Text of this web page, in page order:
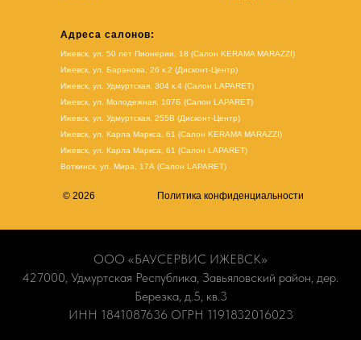
Адреса салонов:
Ижевск, ул. 50 лет Пионерии, 18 (Салон KERAMA MARAZZI)
Ижевск, ул. Баранова, 26 к.2 (Дисконт-Центр)
Ижевск, ул. Удмуртская, 304 к.4 (Салон LAPARET)
Ижевск, ул. Молодежная, 107Б (Салон LAPARET)
Ижевск, ул. Удмуртская, 255В (Дисконт-Центр)
Ижевск, ул. Карла Маркса, 61 (Салон KERAMA MARAZZI)
Ижевск, ул. Карла Маркса, 61 (Салон LAPARET)
Воткинск, ул. Мира, 17А (Салон LAPARET)
© 2026 Политика конфиденциальности
ООО «БАУСЕРВИС ИЖЕВСК»
427000, Удмуртская Республика, Завьяловский район, дер.
Березка, д.5, кв.3
ИНН 1841087636 ОГРН 1191832016023